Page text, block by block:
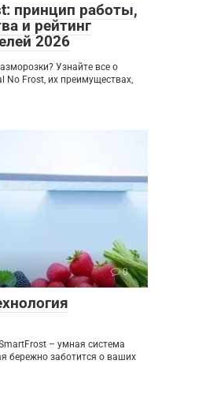
принцип работы,
и рейтинг
2026
Узнайте все о
No Frost, их преимуществах,
0
– умная система
бережно заботится о ваших